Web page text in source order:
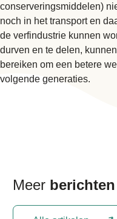
conserveringsmiddelen)
noch in het transport en
de verfindustrie kunnen
durven en te delen,
bereiken om een betere
volgende generaties.
Meer berichten